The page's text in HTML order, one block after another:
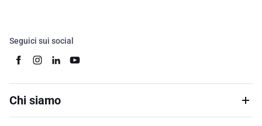
Seguici sui social
Chi siamo